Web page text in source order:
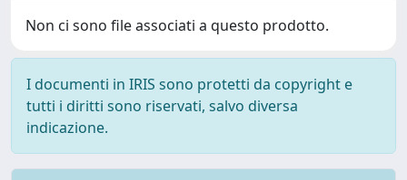
Non ci sono file associati a questo prodotto.
I documenti in IRIS sono protetti da copyright e
tutti i diritti sono riservati, salvo diversa
indicazione.